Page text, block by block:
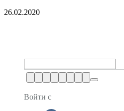
26.02.2020
Войти с